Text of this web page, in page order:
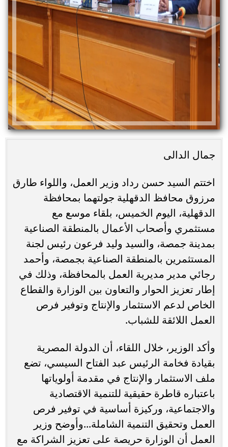
جمال الدالى
اختتم السيد حسن رداد وزير العمل، واللواء طارق
مرزوق محافظ الدقهلية جولتهما بمحافظة
الدقهلية، اليوم الخميس، بلقاء موسع مع
مستثمري وأصحاب الأعمال بالمنطقة الصناعية
بمدينة جمصة، والسيد وليد فرعون رئيس لجنة
المستثمرين بالمنطقة الصناعية بجمصة، وأحمد
رجائي مدير مديرية العمل بالمحافظة، وذلك في
إطار تعزيز الحوار والتعاون بين الوزارة والقطاع
الخاص لدعم الاستثمار والإنتاج وتوفير فرص
العمل اللائقة للشباب.
وأكد الوزير، خلال اللقاء، أن الدولة المصرية
بقيادة فخامة الرئيس عبد الفتاح السيسي، تضع
ملف الاستثمار والإنتاج في مقدمة أولوياتها
باعتباره قاطرة حقيقية للتنمية الاقتصادية
والاجتماعية، وركيزة أساسية في توفير فرص
العمل وتحقيق التنمية الشاملة...وأوضح وزير
العمل أن الوزارة حريصة على تعزيز الشراكة مع